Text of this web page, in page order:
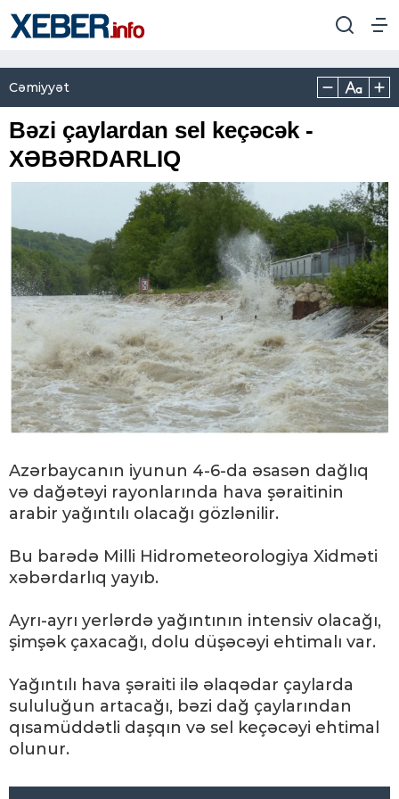
Cəmiyyət
Bəzi çaylardan sel keçəcək -
XƏBƏRDARLIQ
Azərbaycanın iyunun 4-6-da əsasən dağlıq
və dağətəyi rayonlarında hava şəraitinin
arabir yağıntılı olacağı gözlənilir.
Bu barədə Milli Hidrometeorologiya Xidməti
xəbərdarlıq yayıb.
Ayrı-ayrı yerlərdə yağıntının intensiv olacağı,
şimşək çaxacağı, dolu düşəcəyi ehtimalı var.
Yağıntılı hava şəraiti ilə əlaqədar çaylarda
sululuğun artacağı, bəzi dağ çaylarından
qısamüddətli daşqın və sel keçəcəyi ehtimal
olunur.